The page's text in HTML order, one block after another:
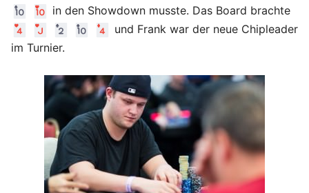
in den Showdown musste. Das Board brachte
und Frank war der neue Chipleader
im Turnier.